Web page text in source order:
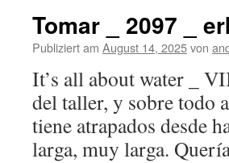
Tomar _ 2097 _
Publiziert am August 14, 2025von
It’s all about water _
del taller, y sobre todo
tiene atrapados desde
larga, muy larga.